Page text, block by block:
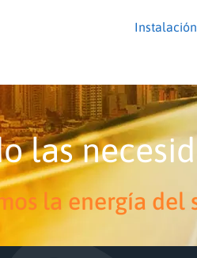
las
la energía del